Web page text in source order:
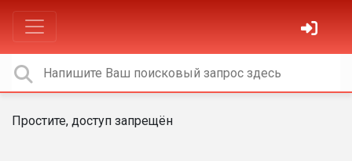
Простите, доступ запрещён